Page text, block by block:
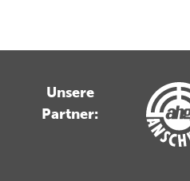
Unsere
Partner: